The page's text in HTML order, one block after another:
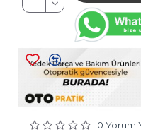
0 Yorum